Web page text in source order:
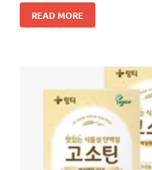
READ MORE